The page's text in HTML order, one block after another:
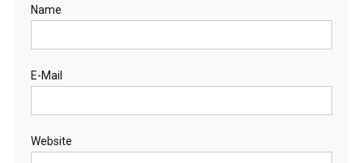
Name
E-Mail
Website